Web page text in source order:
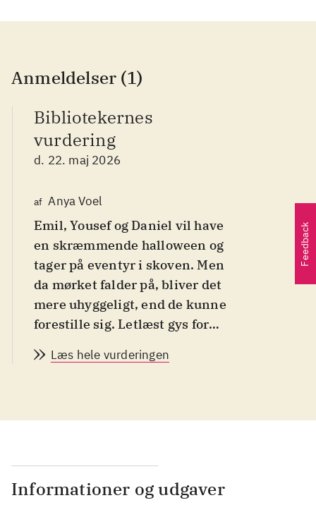
Anmeldelser (1)
Bibliotekernes
vurdering
d. 22. maj 2026
af Anya Voel
Emil, Yousef og Daniel vil have
en skræmmende halloween og
tager på eventyr i skoven. Men
da mørket falder på, bliver det
mere uhyggeligt, end de kunne
forestille sig. Letlæst gys for
To selvstændige
i vandet" følger de to søskende
sig til en ø-ferie med mor og far
og til at bade i havet hver dag.
Læs hele vurderingen
Informationer og udgaver
Feedback